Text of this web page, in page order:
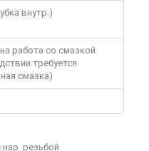
внутр.)
работа со смазкой
требуется
смазка)
резьбой